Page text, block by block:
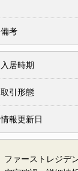
備考
入居時期
取引形態
情報更新日
ファーストレジデ